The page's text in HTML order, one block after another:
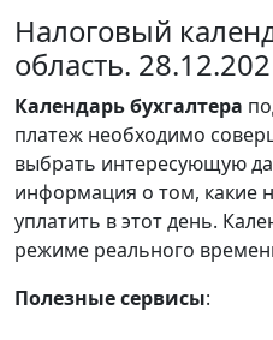
Налоговый
область.
Календарьбухгалтера
платеж необходимо
выбрать интересующую
информация о том, какие
уплатить в этот день.
режиме реального
Полезные сервисы: